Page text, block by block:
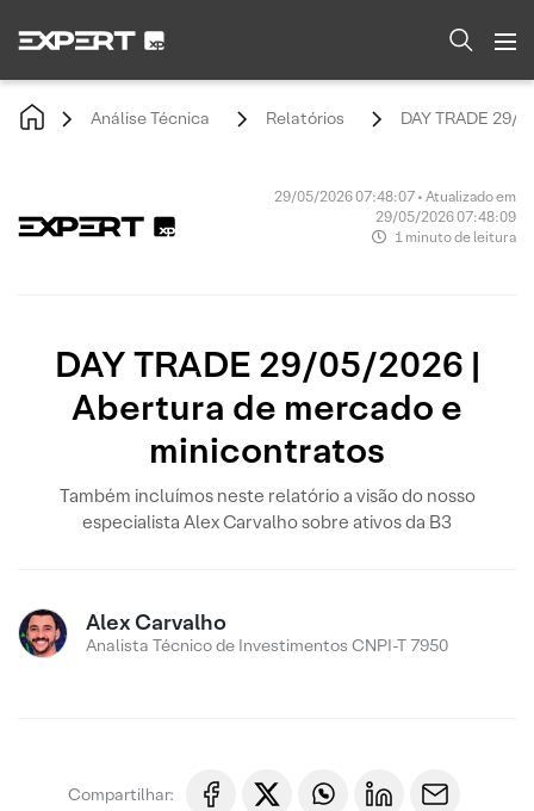
Análise Técnica Relatórios DAY TRADE 29/
29/05/2026 07:48:07 • Atualizado em
29/05/2026 07:48:09
1 minuto de leitura
DAY TRADE 29/05/2026 |
Abertura de mercado e
minicontratos
Também incluímos neste relatório a visão do nosso
especialista Alex Carvalho sobre ativos da B3
Alex Carvalho
Analista Técnico de Investimentos CNPI-T 7950
Compartilhar: